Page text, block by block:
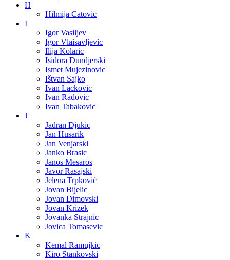
H
Hilmija Catovic
I
Igor Vasiljev
Igor Vlaisavljevic
Ilija Kolaric
Isidora Dundjerski
Ismet Mujezinovic
Ištvan Sajko
Ivan Lackovic
Ivan Radovic
Ivan Tabakovic
J
Jadran Djukic
Jan Husarik
Jan Venjarski
Janko Brasic
Janos Mesaros
Javor Rasajski
Jelena Trpković
Jovan Bijelic
Jovan Dimovski
Jovan Krizek
Jovanka Strajnic
Jovica Tomasevic
K
Kemal Ramujkic
Kiro Stankovski